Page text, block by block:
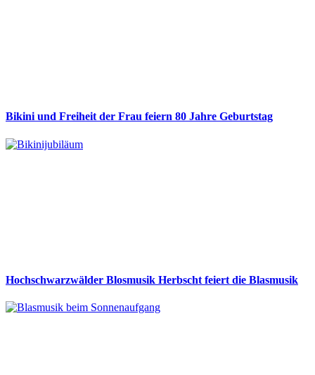
Bikini und Freiheit der Frau feiern 80 Jahre Geburtstag
Hochschwarzwälder Blosmusik Herbscht feiert die Blasmusik